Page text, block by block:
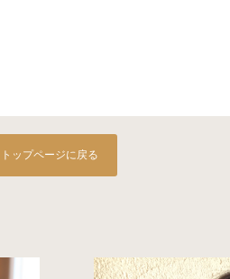
トップページに戻る